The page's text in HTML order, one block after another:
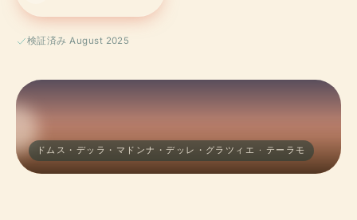
検証済み August 2025
ドムス・デッラ・マドンナ・デッレ・グラツィエ · テーラモ